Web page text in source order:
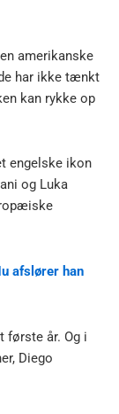
amerikanske
har ikke tænkt
kan rykke op
engelske ikon
og Luka
afslører han
første år. Og i
Diego